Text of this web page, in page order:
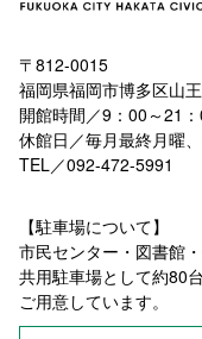
〒812-0015
福岡県福岡市博多区山
開館時間／9：00～21
休館日／毎月最終月曜
TEL／092-472-5991
【駐車場について】
市民センター・図書館
共用駐車場として約80
ご用意しています。